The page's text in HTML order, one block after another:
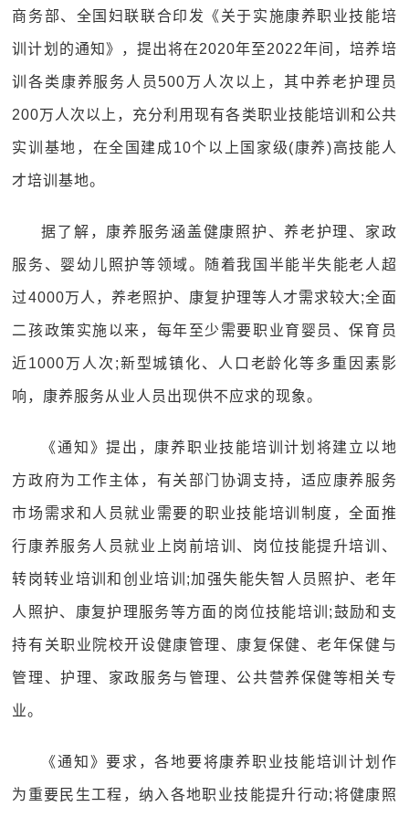
商务部、全国妇联联合印发《关于实施康养职业技能培
训计划的通知》，提出将在2020年至2022年间，培养培
训各类康养服务人员500万人次以上，其中养老护理员
200万人次以上，充分利用现有各类职业技能培训和公共
实训基地，在全国建成10个以上国家级(康养)高技能人
才培训基地。
据了解，康养服务涵盖健康照护、养老护理、家政
服务、婴幼儿照护等领域。随着我国半能半失能老人超
过4000万人，养老照护、康复护理等人才需求较大;全面
二孩政策实施以来，每年至少需要职业育婴员、保育员
近1000万人次;新型城镇化、人口老龄化等多重因素影
响，康养服务从业人员出现供不应求的现象。
《通知》提出，康养职业技能培训计划将建立以地
方政府为工作主体，有关部门协调支持，适应康养服务
市场需求和人员就业需要的职业技能培训制度，全面推
行康养服务人员就业上岗前培训、岗位技能提升培训、
转岗转业培训和创业培训;加强失能失智人员照护、老年
人照护、康复护理服务等方面的岗位技能培训;鼓励和支
持有关职业院校开设健康管理、康复保健、老年保健与
管理、护理、家政服务与管理、公共营养保健等相关专
业。
《通知》要求，各地要将康养职业技能培训计划作
为重要民生工程，纳入各地职业技能提升行动;将健康照